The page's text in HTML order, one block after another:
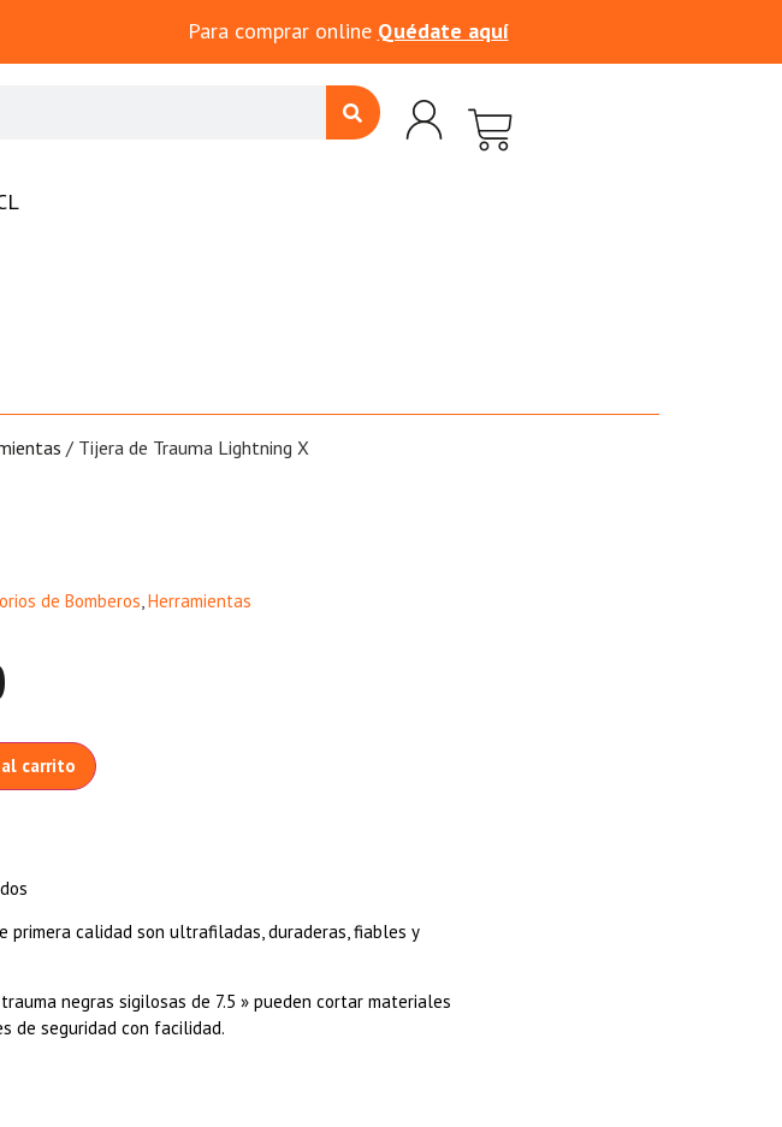
Para comprar online Quédate aquí
/ Tijera de Trauma Lightning X
de Bomberos,Herramientas
carrito
primera calidad son ultrafiladas, duraderas, fiables y
negras sigilosas de 7.5 » pueden cortar materiales
de seguridad con facilidad.